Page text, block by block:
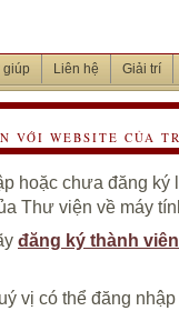
giúp Liên hệ Giải trí
VỚI WEBSITE CỦA
hoặc chưa đăng ký
Thư viện về máy
đăng ký thành
vị có thể đăng